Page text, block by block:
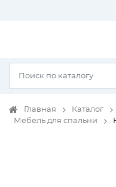
Главная Каталог
Мебель для спальни